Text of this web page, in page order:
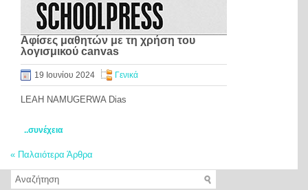
Αφίσες μαθητών με τη χρήση του
λογισμικού canvas
19 Ιουνίου 2024 Γενικά
LEAH NAMUGERWA Dias
..συνέχεια
« Παλαιότερα Άρθρα